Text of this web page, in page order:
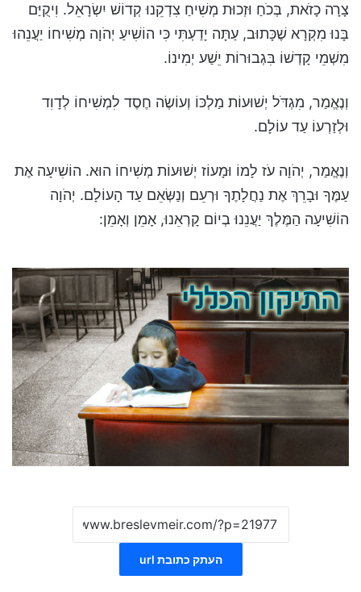
צָרָה כָזֹאת, בְּכֹחַ וּזְכוּת מְשִׁיחַ צִדְקֵנוּ קְדוֹשׁ יִשְׂרָאֵל. וִיקֻיַּם
בָּנוּ מִקְרָא שֶׁכָּתוּב, עַתָּה יָדַעְתִּי כִּי הוֹשִׁיעַ יְהֹוָה מְשִׁיחוֹ יַעֲנֵהוּ
מִשְׁמֵי קָדְשׁוֹ בִּגְבוּרוֹת יֵשַׁע יְמִינוֹ.
וְנֶאֱמַר, מִגְדֹּל יְשׁוּעוֹת מַלְכּוֹ וְעוֹשֶׂה חֶסֶד לִמְשִׁיחוֹ לְדָוִד
וּלְזַרְעוֹ עַד עוֹלָם.
וְנֶאֱמַר, יְהֹוָה עֹז לָמוֹ וּמָעוֹז יְשׁוּעוֹת מְשִׁיחוֹ הוּא. הוֹשִׁיעָה אֶת
עַמֶּךָ וּבָרֵךְ אֶת נַחֲלָתֶךָ וּרְעֵם וְנַשְּׂאֵם עַד הָעוֹלָם. יְהֹוָה
הוֹשִׁיעָה הַמֶּלֶךְ יַעֲנֵנוּ בְיוֹם קָרְאֵנוּ, אָמֵן וְאָמֵן:
העתק כתובת url